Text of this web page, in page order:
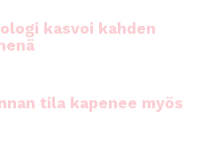
kasvoi kahden
tila kapenee myös